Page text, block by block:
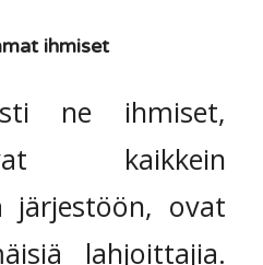
ihmiset
ne ihmiset,
kaikkein
järjestöön, ovat
lahjoittajia.